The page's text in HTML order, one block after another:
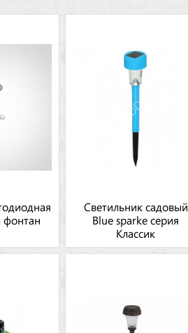
фонтан
Светильник садовый
Blue sparke серия
Классик